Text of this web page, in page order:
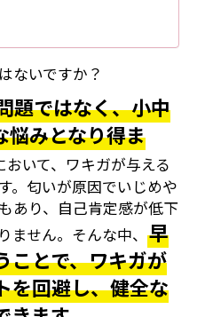
ないですか？
題ではなく、小中
悩みとなり得ま
いて、ワキガが与える
。匂いが原因でいじめや
あり、自己肯定感が低下
ません。そんな中、 早
ことで、ワキガが
を回避し、健全な